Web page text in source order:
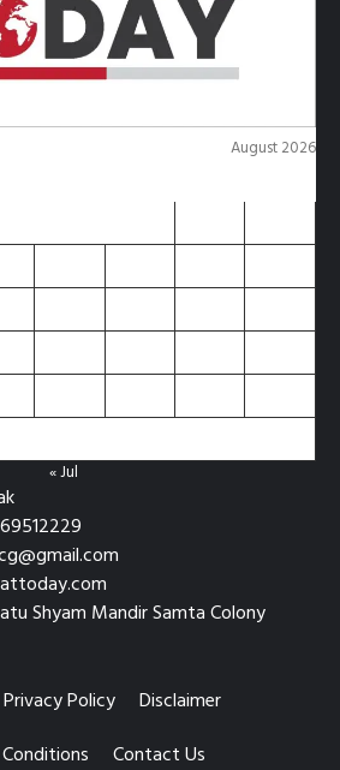
August 2026
« Jul
Shyam Mandir Samta Colony
Privacy Policy
Disclaimer
Contact Us